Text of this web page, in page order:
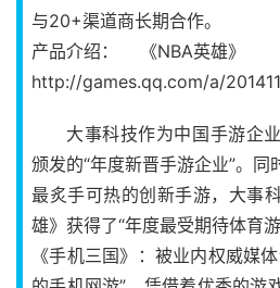
与20+渠道商长期合作。
产品介绍： 《NBA英雄》
http://games.qq.com/a/
大事科技作为中国手游企
颁发的“年度新晋手游企业”。
最炙手可热的创新手游，大事
雄》获得了“年度最受期待体育游
《手机三国》：被业内权威媒